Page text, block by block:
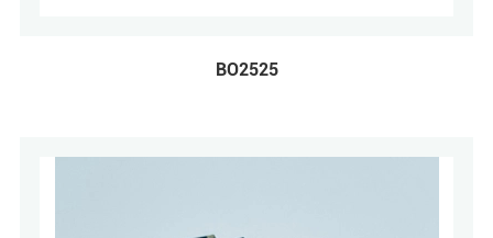
BO2525